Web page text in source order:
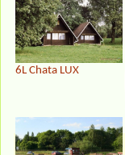
6L Chata LUX